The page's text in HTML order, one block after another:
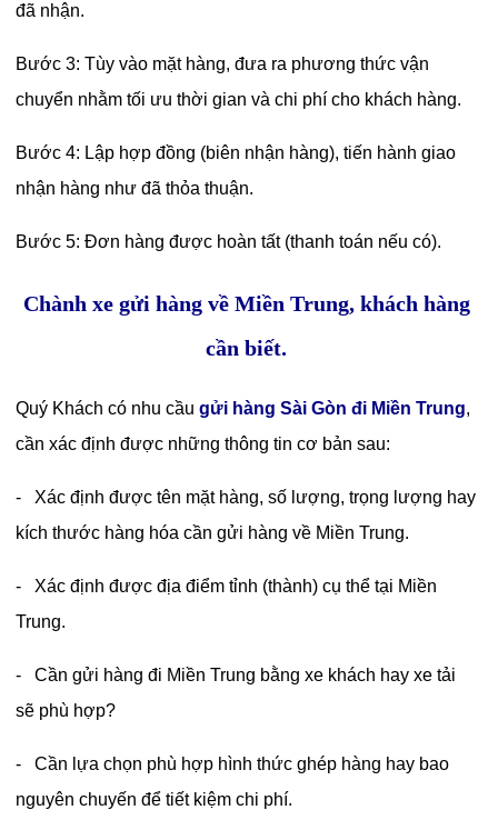
đã nhận.
Bước 3: Tùy vào mặt hàng, đưa ra phương thức vận
chuyển nhằm tối ưu thời gian và chi phí cho khách hàng.
Bước 4: Lập hợp đồng (biên nhận hàng), tiến hành giao
nhận hàng như đã thỏa thuận.
Bước 5: Đơn hàng được hoàn tất (thanh toán nếu có).
Chành xe gửi hàng về Miền Trung, khách hàng
cần biết.
Quý Khách có nhu cầugửi hàng Sài Gòn đi Miền Trung,
cần xác định được những thông tin cơ bản sau:
- Xác định được tên mặt hàng, số lượng, trọng lượng hay
kích thước hàng hóa cần gửi hàng về Miền Trung.
- Xác định được địa điểm tỉnh (thành) cụ thể tại Miền
Trung.
- Cần gửi hàng đi Miền Trung bằng xe khách hay xe tải
sẽ phù hợp?
- Cần lựa chọn phù hợp hình thức ghép hàng hay bao
nguyên chuyến để tiết kiệm chi phí.